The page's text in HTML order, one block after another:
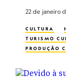
22 de janeiro
CULTURA
TURISMO
PRODUÇÃO